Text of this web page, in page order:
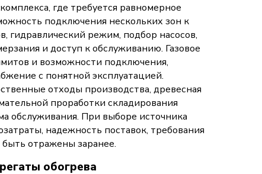
где требуется равномерное
подключения нескольких зон к
гидравлический режим, подбор насосов,
и доступ к обслуживанию. Газовое
и возможности подключения,
с понятной эксплуатацией.
отходы производства, древесная
проработки складирования
обслуживания. При выборе источника
надежность поставок, требования
отражены заранее.
обогрева